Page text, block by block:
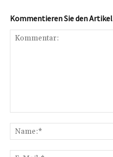
Kommentieren Sie den Artikel